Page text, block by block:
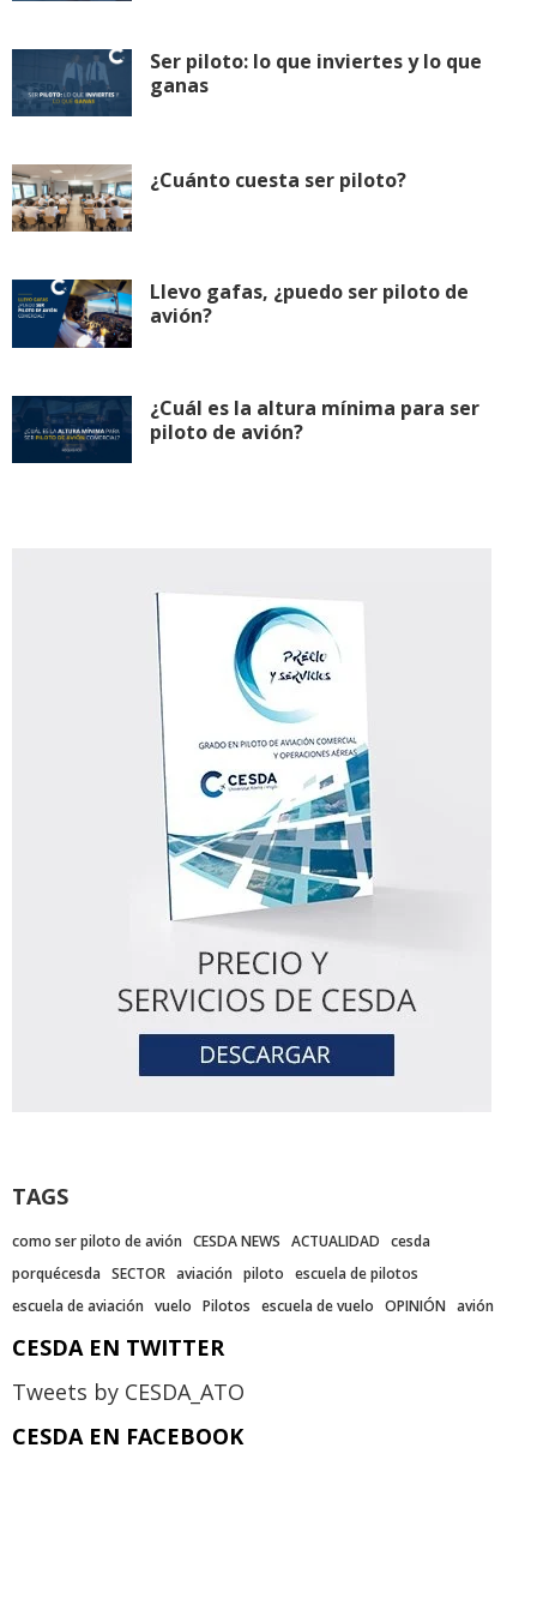
Ser piloto: lo que inviertes y lo que
ganas
¿Cuánto cuesta ser piloto?
Llevo gafas, ¿puedo ser piloto de
avión?
¿Cuál es la altura mínima para ser
piloto de avión?
TAGS
como ser piloto de avión CESDA NEWS ACTUALIDAD cesda
porquécesda SECTOR aviación piloto escuela de pilotos
escuela de aviación vuelo Pilotos escuela de vuelo OPINIÓN avión
CESDA EN TWITTER
Tweets by CESDA_ATO
CESDA EN FACEBOOK